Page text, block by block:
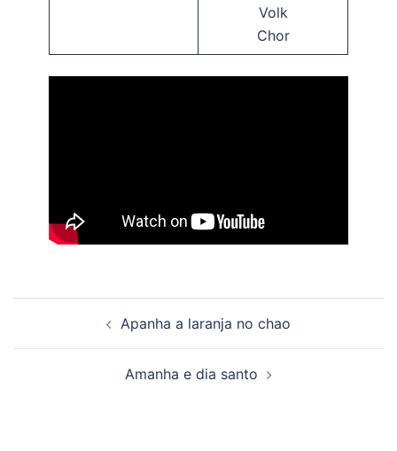
Volk
Chor
Apanha a laranja no chao
Amanha e dia santo